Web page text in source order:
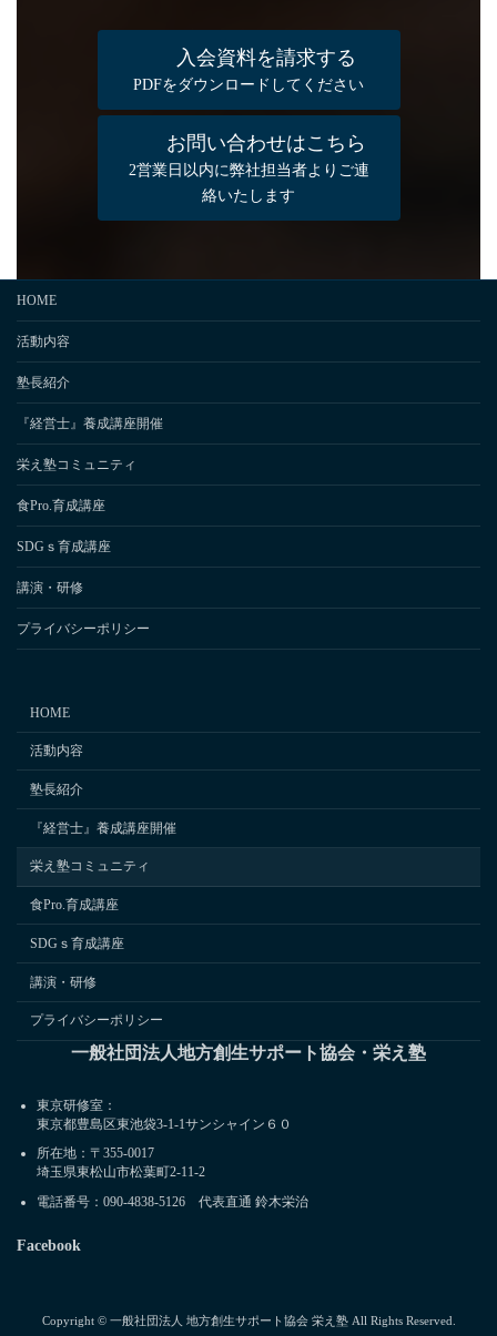
入会資料を請求する
PDFをダウンロードしてください
お問い合わせはこちら
2営業日以内に弊社担当者よりご連
絡いたします
HOME
活動内容
塾長紹介
『経営士』養成講座開催
栄え塾コミュニティ
食Pro.育成講座
SDGｓ育成講座
講演・研修
プライバシーポリシー
HOME
活動内容
塾長紹介
『経営士』養成講座開催
栄え塾コミュニティ
食Pro.育成講座
SDGｓ育成講座
講演・研修
プライバシーポリシー
一般社団法人地方創生サポート協会・栄え塾
東京研修室：
東京都豊島区東池袋3-1-1サンシャイン６０
所在地：〒355-0017
埼玉県東松山市松葉町2-11-2
電話番号：090-4838-5126 代表直通 鈴木栄治
Facebook
Copyright © 一般社団法人 地方創生サポート協会 栄え塾 All Rights Reserved.